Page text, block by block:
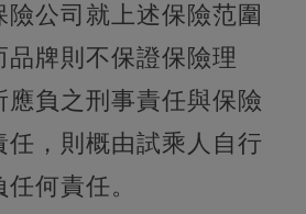
公司就上述保險范圍
品牌則不保證保險理
應負之刑事責任與保險
任，則概由試乘人自行
何責任。